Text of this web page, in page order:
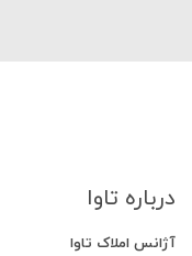
درباره تاوا
آژانس املاک تاوا